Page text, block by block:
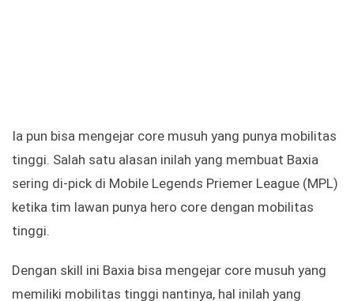
Ia pun bisa mengejar core musuh yang punya mobilitas
tinggi. Salah satu alasan inilah yang membuat Baxia
sering di-pick di Mobile Legends Priemer League (MPL)
ketika tim lawan punya hero core dengan mobilitas
tinggi.
Dengan skill ini Baxia bisa mengejar core musuh yang
memiliki mobilitas tinggi nantinya, hal inilah yang